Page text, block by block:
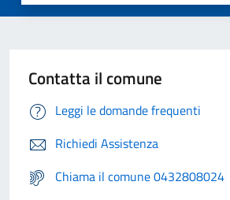
Contatta il comune
Leggi le domande frequenti
Richiedi Assistenza
Chiama il comune 0432808024